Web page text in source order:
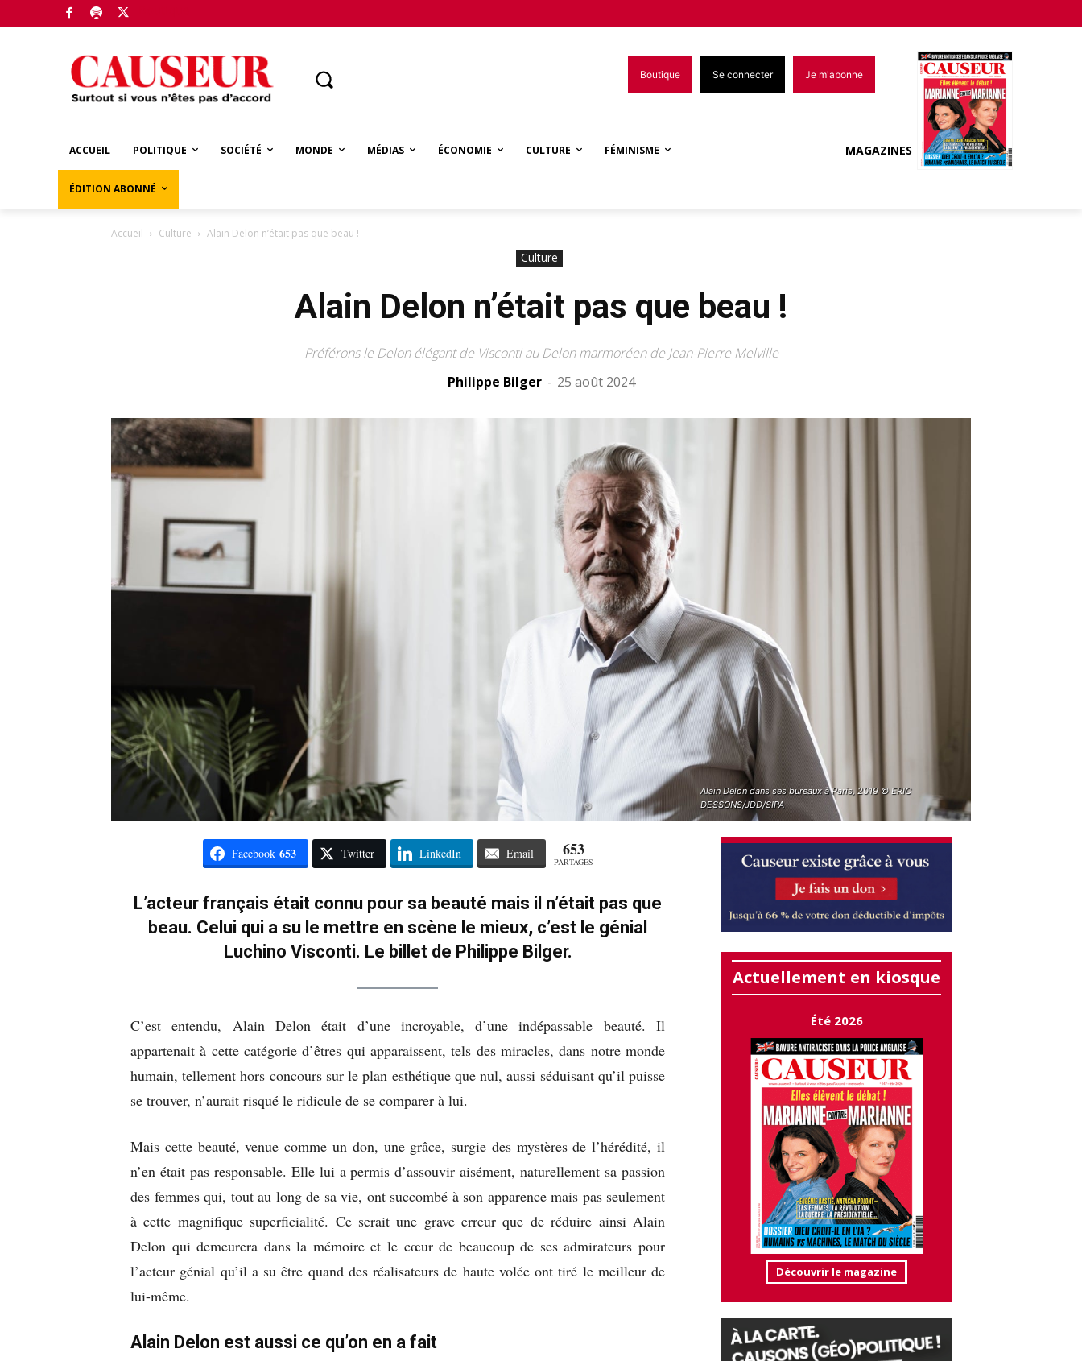
Boutique Se connecter Je m'abonne
ACCUEIL POLITIQUE SOCIÉTÉ MONDE MÉDIAS ÉCONOMIE CULTURE FÉMINISME
ÉDITION ABONNÉ
MAGAZINES
Accueil Culture Alain Delon n’était pas que beau !
Culture
Alain Delon n’était pas que beau !
Préférons le Delon élégant de Visconti au Delon marmoréen de Jean-Pierre Melville
Philippe Bilger - 25 août 2024
Alain Delon dans ses bureaux à Paris, 2019 © ERIC
DESSONS/JDD/SIPA
Facebook 653 Twitter LinkedIn Email 653
PARTAGES
L’acteur français était connu pour sa beauté mais il n’était pas que
beau. Celui qui a su le mettre en scène le mieux, c’est le génial
Luchino Visconti. Le billet de Philippe Bilger.
C’est entendu, Alain Delon était d’une incroyable, d’une indépassable beauté. Il
appartenait à cette catégorie d’êtres qui apparaissent, tels des miracles, dans notre monde
humain, tellement hors concours sur le plan esthétique que nul, aussi séduisant qu’il puisse
se trouver, n’aurait risqué le ridicule de se comparer à lui.
Mais cette beauté, venue comme un don, une grâce, surgie des mystères de l’hérédité, il
n’en était pas responsable. Elle lui a permis d’assouvir aisément, naturellement sa passion
des femmes qui, tout au long de sa vie, ont succombé à son apparence mais pas seulement
à cette magnifique superficialité. Ce serait une grave erreur que de réduire ainsi Alain
Delon qui demeurera dans la mémoire et le cœur de beaucoup de ses admirateurs pour
l’acteur génial qu’il a su être quand des réalisateurs de haute volée ont tiré le meilleur de
lui-même.
Alain Delon est aussi ce qu’on en a fait
Actuellement en kiosque
Été 2026
Découvrir le magazine